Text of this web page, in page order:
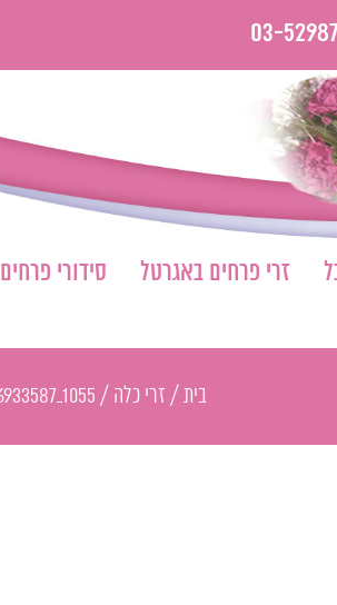
03-
זרי פרחים באגרטל סידורי פרחים
בית / זרי כלה /
1055_1386933587_50